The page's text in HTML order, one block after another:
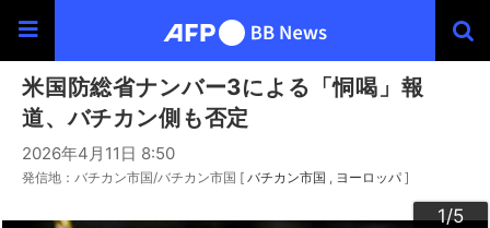
米国防総省ナンバー3による「恫喝」報
道、バチカン側も否定
2026年4月11日 8:50
発信地：バチカン市国/バチカン市国 [ バチカン市国 ヨーロッパ ]
1/5
2/5
3/5
4/5
5/5